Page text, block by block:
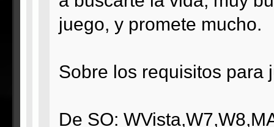
juego, y promete mucho.
Sobre los requisitos para
De SO: